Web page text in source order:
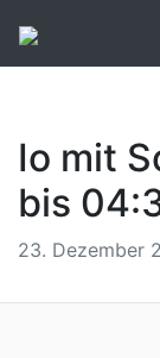
Io mit
bis
23. Dezember